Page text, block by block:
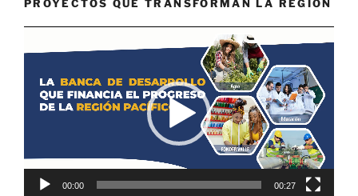
PROYECTOS QUE TRANSFORMAN LA REGIÓN
de
00:00 00:27